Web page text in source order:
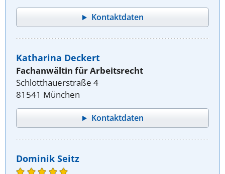
Kontaktdaten
Katharina Deckert
Fachanwältin für Arbeitsrecht
Schlotthauerstraße 4
81541 München
Kontaktdaten
Dominik Seitz